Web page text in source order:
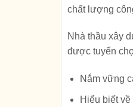
chất lượng
Nhà thầu xây
được tuyển
Nắm vững
Hiểu biết